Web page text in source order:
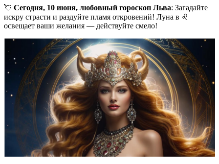
💘 Сегодня, 10 июня, любовный гороскоп Льва: Загадайте
искру страсти и раздуйте пламя откровений! Луна в ♌️
освещает ваши желания — действуйте смело!